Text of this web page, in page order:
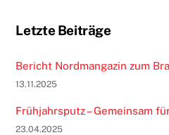
Letzte Beiträge
Bericht Nordmangazin zum
13.11.2025
Frühjahrsputz – Gemeinsam
23.04.2025